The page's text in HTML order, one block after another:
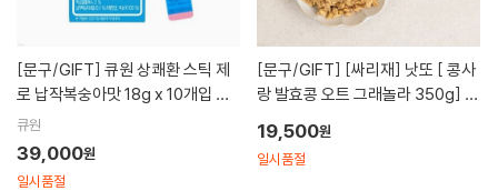
[문구/GIFT]
로 납작복숭아맛 18g x 10개입 상
온
큐원
39,000원
일시품절
[문구/GIFT]
랑 발효콩 오트 그래놀라 350g] 국
화학첨가물 0% 우리 농산물로 만듭
니다
19,500원
일시품절